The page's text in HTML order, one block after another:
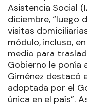
Asistencia Social
diciembre, “luego
visitas
módulo, incluso,
medio para
Gobierno le ponía
Giménez destacó
adoptada por el
única en el país”.